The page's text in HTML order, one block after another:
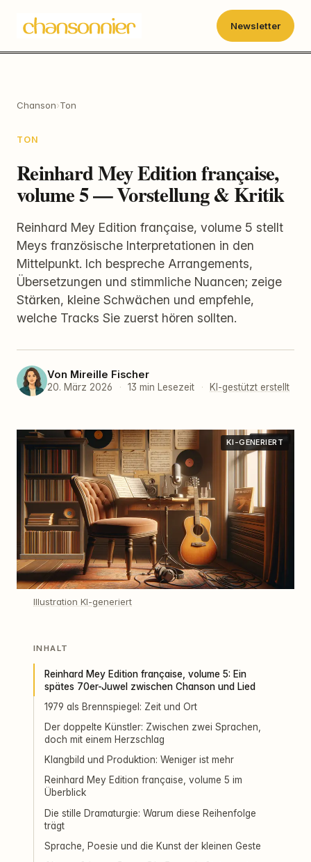
Newsletter
Chanson›Ton
TON
Reinhard Mey Edition française,
volume 5 — Vorstellung & Kritik
Reinhard Mey Edition française, volume 5 stellt
Meys französische Interpretationen in den
Mittelpunkt. Ich bespreche Arrangements,
Übersetzungen und stimmliche Nuancen; zeige
Stärken, kleine Schwächen und empfehle,
welche Tracks Sie zuerst hören sollten.
Von Mireille Fischer
20. März 2026 · 13 min Lesezeit · KI-gestützt erstellt
KI-GENERIERT
Illustration KI-generiert
INHALT
Reinhard Mey Edition française, volume 5: Ein
spätes 70er-Juwel zwischen Chanson und Lied
1979 als Brennspiegel: Zeit und Ort
Der doppelte Künstler: Zwischen zwei Sprachen,
doch mit einem Herzschlag
Klangbild und Produktion: Weniger ist mehr
Reinhard Mey Edition française, volume 5 im
Überblick
Die stille Dramaturgie: Warum diese Reihenfolge
trägt
Sprache, Poesie und die Kunst der kleinen Geste